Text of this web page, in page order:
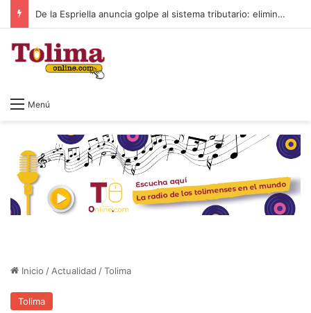
De la Espriella anuncia golpe al sistema tributario: eliminará el impuesto al patrimonio y el 4×1.000
Menú
Inicio / Actualidad /Tolima
Tolima